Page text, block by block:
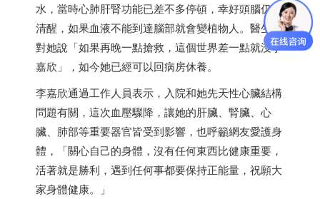
水，當時心肺肝腎功能已差不多停頓，幸好頭腦仍然
清醒，如果血液不能到達腦部就會變植物人。醫生還
對她說「如果再晚一點搶救，這個世界差一點就沒李
嘉欣」，如今她已經可以回病房休養。
李嘉欣通過工作人員表示，入院和她先天性心臟結構
問題有關，這次血壓驟降，讓她的肝臟、腎臟、心
臟、肺部等重要器官皆受到影響，也呼籲網友愛護身
體，「關心自己的身體，沒有任何東西比健康重要，
活著就是勝利，遇到任何事都要保持正能量，祝願大
家身體健康。」